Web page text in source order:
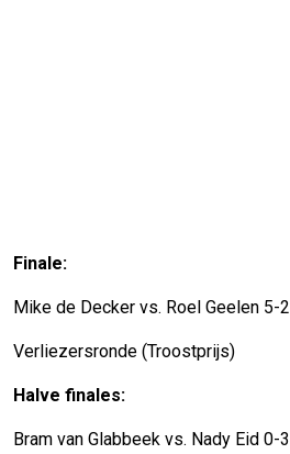
Finale:
Mike de Decker vs. Roel Geelen 5-2
Verliezersronde (Troostprijs)
Halve finales:
Bram van Glabbeek vs. Nady Eid 0-3